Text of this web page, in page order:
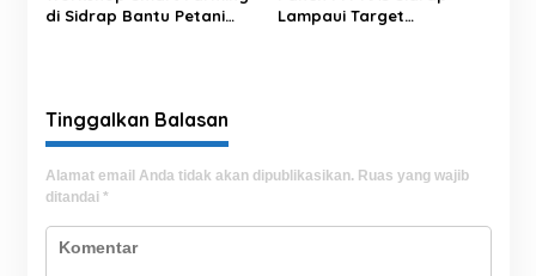
di Sidrap Bantu Petani
Lampaui Target
Tinggalkan Balasan
Alamat email Anda tidak akan dipublikasikan. Ruas yang wajib
ditandai *